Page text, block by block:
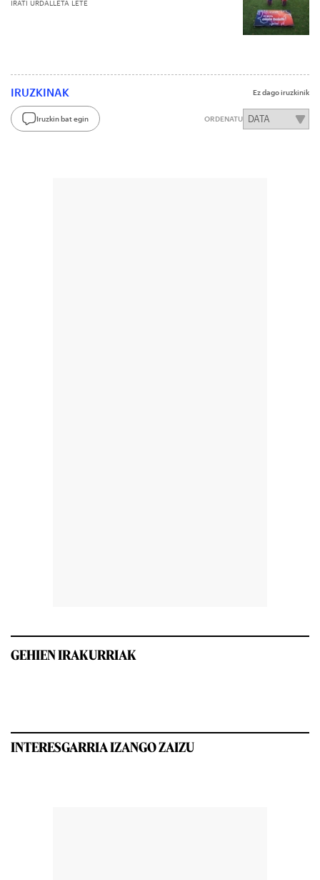
IRATI URDALLETA LETE
IRUZKINAK Ez dago iruzkinik
Iruzkin bat egin ORDENATU
GEHIEN IRAKURRIAK
INTERESGARRIA IZANGO ZAIZU